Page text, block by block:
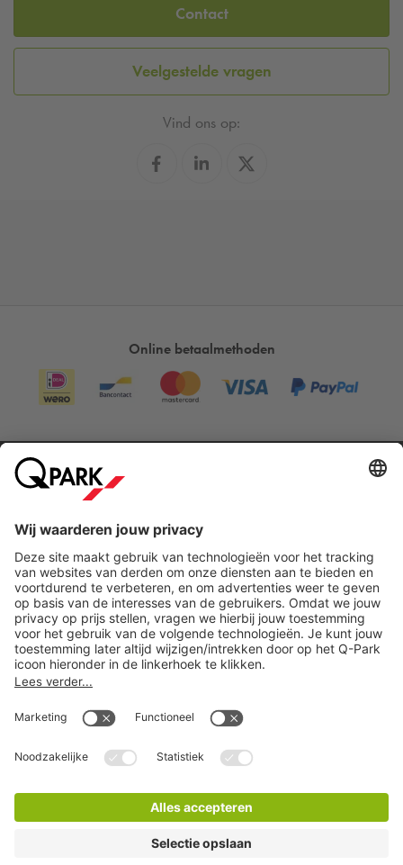
Contact
Veelgestelde vragen
Vind ons op:
Online betaalmethoden
Steden
Download
Cookie instellingen
Algemene voorwaarden
Privacy statement
Juridische informatie